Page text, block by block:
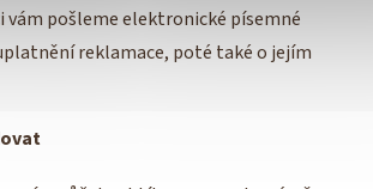
vám pošleme elektronické písemné
reklamace, poté také o jejím